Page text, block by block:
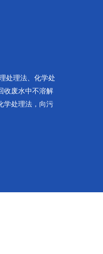
处理法、化学处
收废水中不溶解
学处理法，向污